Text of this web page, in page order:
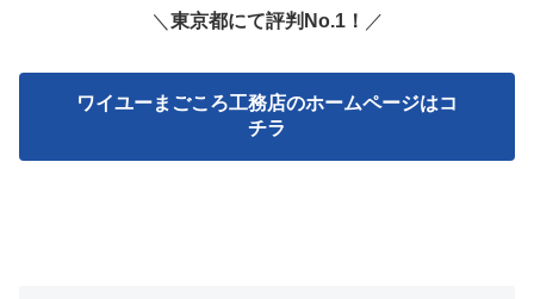
＼ 東京都にて評判No.1！ ／
ワイユーまごころ工務店のホームページはコ
チラ